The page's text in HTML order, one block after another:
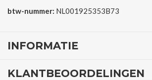
btw-nummer: NL001925353B73
INFORMATIE
KLANTBEOORDELINGEN